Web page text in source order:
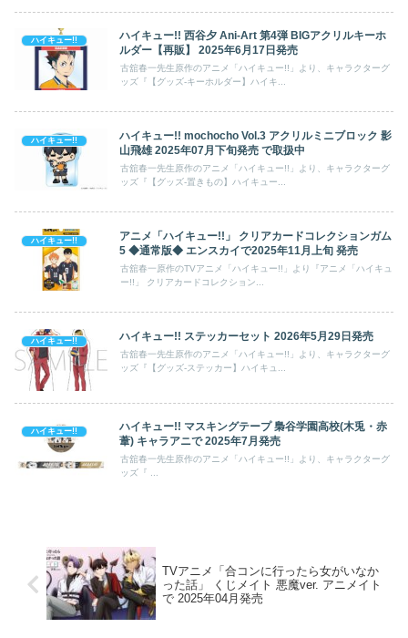
ハイキュー!!
ハイキュー!! 西谷夕 Ani-Art 第4弾 BIGアクリルキーホ
ルダー【再販】 2025年6月17日発売
古舘春一先生原作のアニメ「ハイキュー!!」より、キャラクターグ
ッズ『【グッズ-キーホルダー】ハイキ...
ハイキュー!!
ハイキュー!! mochocho Vol.3 アクリルミニブロック 影
山飛雄 2025年07月下旬発売 で取扱中
古舘春一先生原作のアニメ「ハイキュー!!」より、キャラクターグ
ッズ『【グッズ-置きもの】ハイキュー...
ハイキュー!!
アニメ「ハイキュー!!」 クリアカードコレクションガム
5 ◆通常版◆ エンスカイで2025年11月上旬 発売
古舘春一原作のTVアニメ「ハイキュー!!」より『アニメ「ハイキュ
ー!!」 クリアカードコレクション...
ハイキュー!! ハイキュー!! ステッカーセット 2026年5月29日発売
古舘春一先生原作のアニメ「ハイキュー!!」より、キャラクターグ
ッズ『【グッズ-ステッカー】ハイキュ...
ハイキュー!!
ハイキュー!! マスキングテープ 梟谷学園高校(木兎・赤
葦) キャラアニで 2025年7月発売
古舘春一先生原作のアニメ「ハイキュー!!」より、キャラクターグ
ッズ『 ...
TVアニメ「合コンに行ったら女がいなか
った話」 くじメイト 悪魔ver. アニメイト
で 2025年04月発売